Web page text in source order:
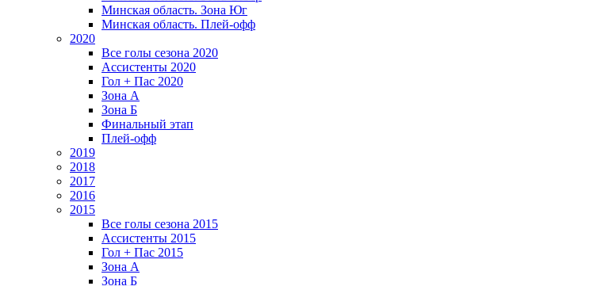
Минская область. Зона Юг
Минская область. Плей-офф
2020
Все голы сезона 2020
Ассистенты 2020
Гол + Пас 2020
Зона А
Зона Б
Финальный этап
Плей-офф
2019
2018
2017
2016
2015
Все голы сезона 2015
Ассистенты 2015
Гол + Пас 2015
Зона А
Зона Б